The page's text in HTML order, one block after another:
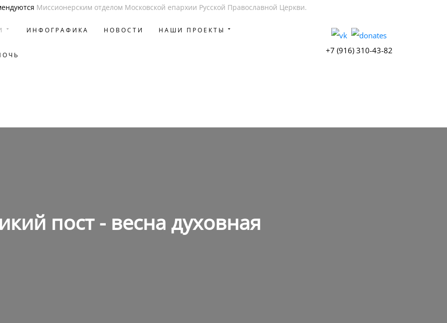
Миссионерским отделом Московской епархии Русской Православной Церкви.
ИНФОГРАФИКА НОВОСТИ НАШИ ПРОЕКТЫ
+7 (916) 310-43-82
пост - весна духовная